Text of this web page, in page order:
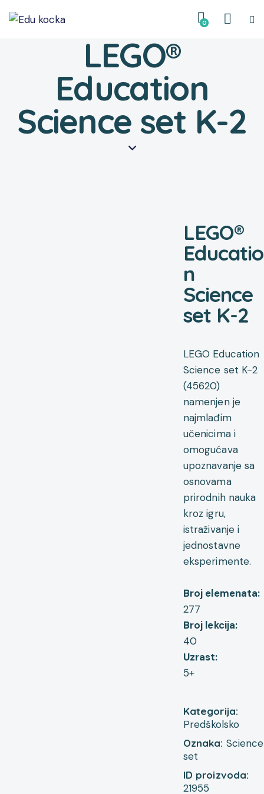
0
LEGO®
Education
Science set K-2
LEGO®
Educatio
n
Science
set K-2
LEGO Education
Science set K-2
(45620)
namenjen je
najmlađim
učenicima i
omogućava
upoznavanje sa
osnovama
prirodnih nauka
kroz igru,
istraživanje i
jednostavne
eksperimente.
Broj elemenata:
277
Broj lekcija:
40
Uzrast:
5+
Kategorija:
Predškolsko
Oznaka: Science
set
ID proizvoda:
21955